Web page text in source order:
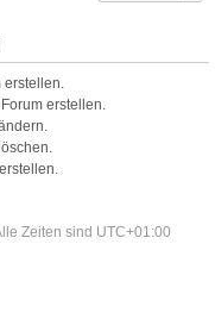
erstellen.
Zeiten sind UTC+01:00